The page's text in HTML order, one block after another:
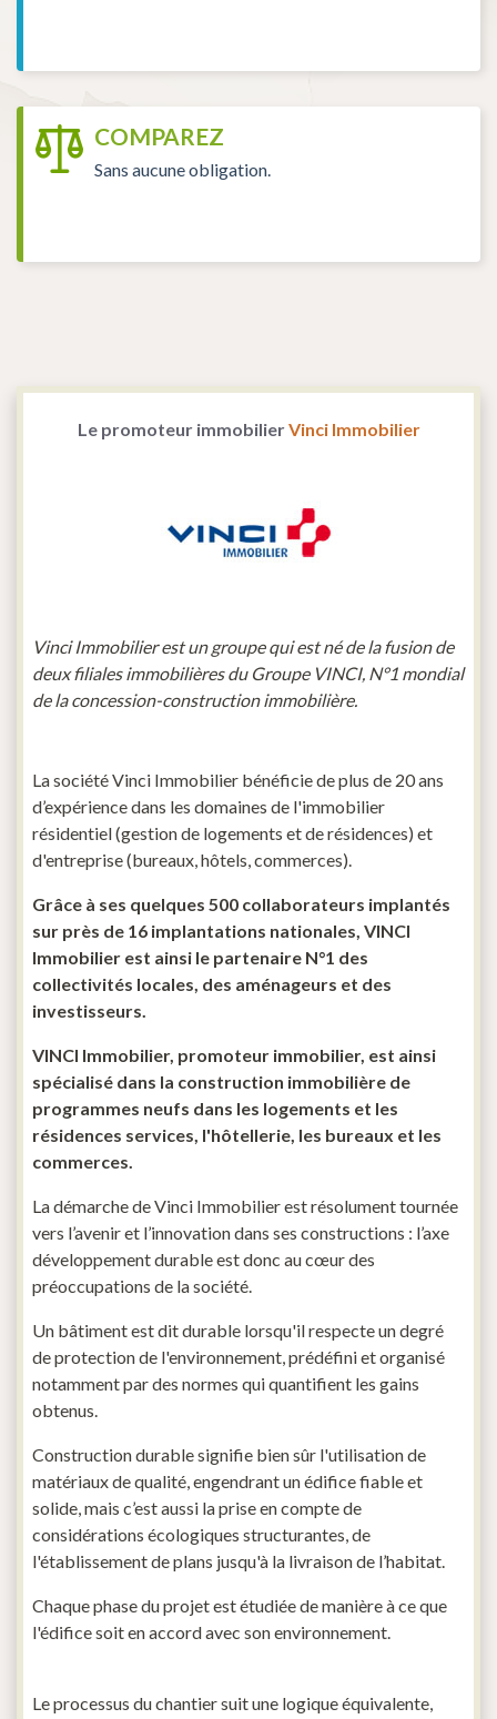
COMPAREZ
Sans aucune obligation.
Le promoteur immobilierVinci Immobilier
Vinci Immobilier est un groupe qui est né de la fusion de
deux filiales immobilières du Groupe VINCI, N°1 mondial
de la concession-construction immobilière.
La société Vinci Immobilier bénéficie de plus de 20 ans
d’expérience dans les domaines de l'immobilier
résidentiel (gestion de logements et de résidences) et
d'entreprise (bureaux, hôtels, commerces).
Grâce à ses quelques 500 collaborateurs implantés
sur près de 16 implantations nationales, VINCI
Immobilier est ainsi le partenaire N°1 des
collectivités locales, des aménageurs et des
investisseurs.
VINCI Immobilier, promoteur immobilier, est ainsi
spécialisé dans la construction immobilière de
programmes neufs dans les logements et les
résidences services, l'hôtellerie, les bureaux et les
commerces.
La démarche de Vinci Immobilier est résolument tournée
vers l’avenir et l’innovation dans ses constructions : l’axe
développement durable est donc au cœur des
préoccupations de la société.
Un bâtiment est dit durable lorsqu'il respecte un degré
de protection de l'environnement, prédéfini et organisé
notamment par des normes qui quantifient les gains
obtenus.
Construction durable signifie bien sûr l'utilisation de
matériaux de qualité, engendrant un édifice fiable et
solide, mais c’est aussi la prise en compte de
considérations écologiques structurantes, de
l'établissement de plans jusqu'à la livraison de l’habitat.
Chaque phase du projet est étudiée de manière à ce que
l'édifice soit en accord avec son environnement.
Le processus du chantier suit une logique équivalente,